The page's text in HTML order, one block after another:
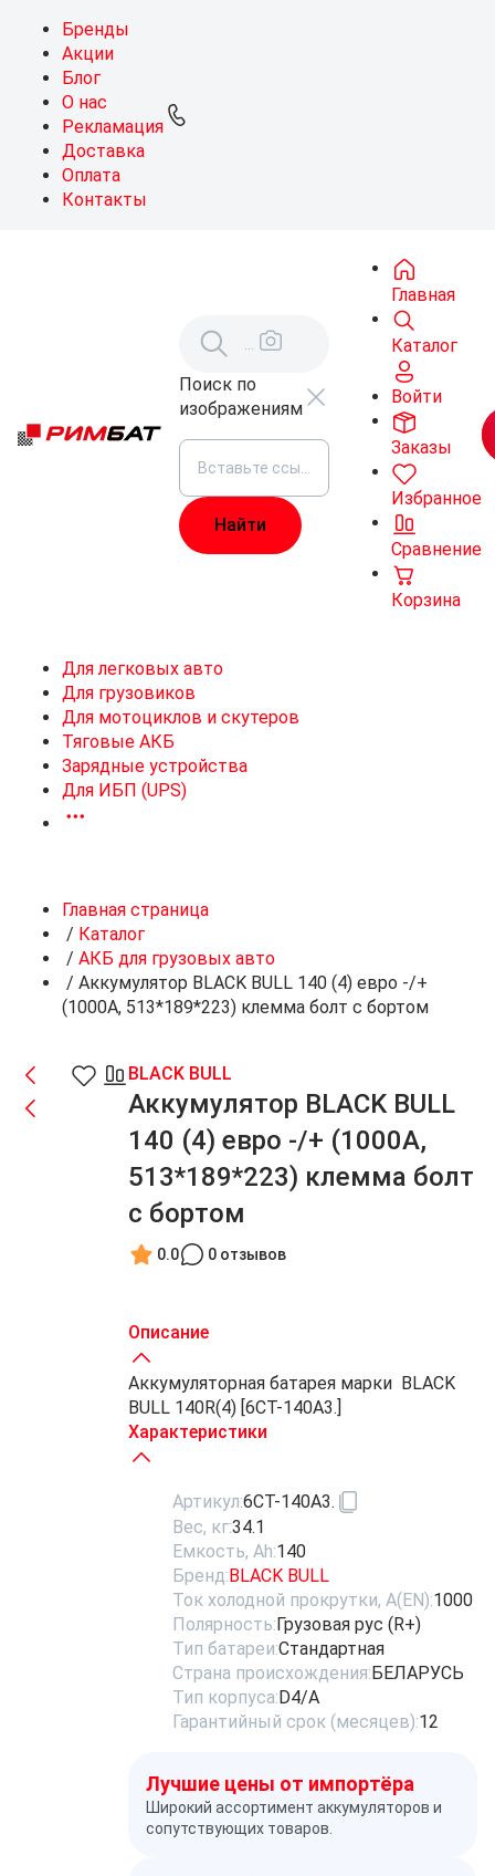
Бренды
Акции
Блог
О нас
Рекламация
Доставка
Оплата
Контакты
Поиск по
изображениям
Главная
Каталог
Войти
Заказы
Избранное
Сравнение
Корзина
Для легковых авто
Для грузовиков
Для мотоциклов и скутеров
Тяговые АКБ
Зарядные устройства
Для ИБП (UPS)
Главная страница
/ Каталог
/ АКБ для грузовых авто
/ Аккумулятор BLACK BULL 140 (4) евро -/+
(1000A, 513*189*223) клемма болт с бортом
BLACK BULL
Аккумулятор BLACK BULL
140 (4) евро -/+ (1000A,
513*189*223) клемма болт
с бортом
0.0 0 отзывов
Описание
Аккумуляторная батарея марки BLACK
BULL 140R(4) [6СТ-140А3.]
Характеристики
Артикул:6СТ-140А3.
Вес, кг:34.1
Емкость, Ah:140
Бренд:BLACK BULL
Ток холодной прокрутки, A(EN):1000
Полярность:Грузовая рус (R+)
Тип батареи:Стандартная
Страна происхождения:БЕЛАРУСЬ
Тип корпуса:D4/A
Гарантийный срок (месяцев):12
Лучшие цены от импортёра
Широкий ассортимент аккумуляторов и
сопутствующих товаров.